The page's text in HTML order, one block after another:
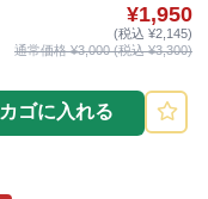
¥1,950
(税込 ¥2,145)
通常価格 ¥3,000 (税込 ¥3,300)
カゴに入れる